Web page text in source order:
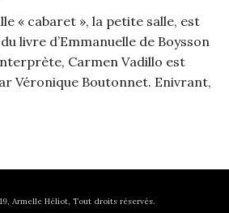
« cabaret », la petite salle, est
livre d’Emmanuelle de Boysson
Carmen Vadillo est
Véronique Boutonnet. Enivrant,
Armelle Héliot, Tout droits réservés.